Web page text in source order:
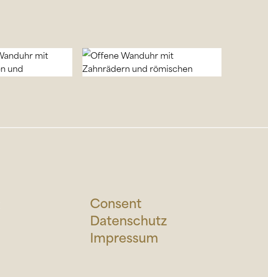
Consent
Datenschutz
Impressum